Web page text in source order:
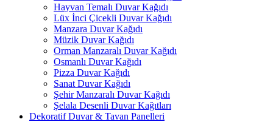
Hayvan Temalı Duvar Kağıdı
Lüx İnci Çicekli Duvar Kağıdı
Manzara Duvar Kağıdı
Müzik Duvar Kağıdı
Orman Manzaralı Duvar Kağıdı
Osmanlı Duvar Kağıdı
Pizza Duvar Kağıdı
Sanat Duvar Kağıdı
Şehir Manzaralı Duvar Kağıdı
Şelala Desenli Duvar Kağıtları
Dekoratif Duvar & Tavan Panelleri